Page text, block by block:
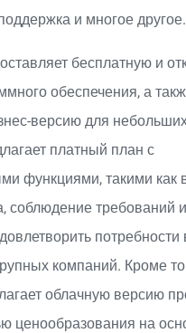
и многое другое.
бесплатную и
обеспечения, а
версию для
платный план с
функциями, такими как
соблюдение требований
потребности
компаний. Кроме
облачную версию
ценообразования на